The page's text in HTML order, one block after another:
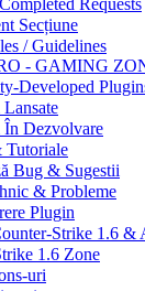
Secțiune
/ Guidelines
- GAMING
Developed
Dezvolvare
Bug & Sugestii
& Probleme
Plugin
Strike 1.6 &
1.6 Zone
uri